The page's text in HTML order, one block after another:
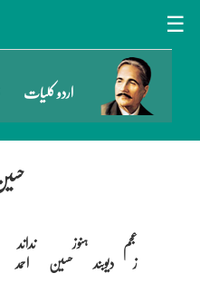
☰
اردو کلیات
عجم ہنوز
ز دیوبند حسین احمد ایں چہ بوالعجمی است